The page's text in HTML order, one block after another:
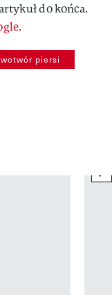
do końca.
piersi